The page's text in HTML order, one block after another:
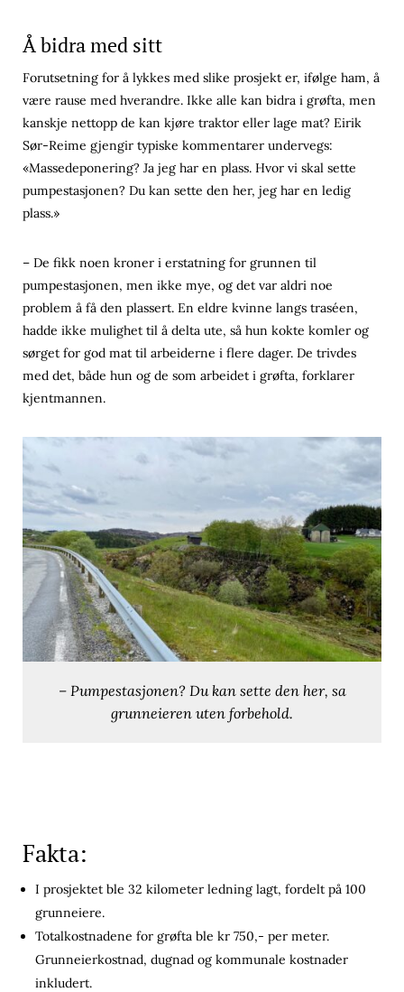
Å bidra med sitt
Forutsetning for å lykkes med slike prosjekt er, ifølge ham, å
være rause med hverandre. Ikke alle kan bidra i grøfta, men
kanskje nettopp de kan kjøre traktor eller lage mat? Eirik
Sør-Reime gjengir typiske kommentarer undervegs:
«Massedeponering? Ja jeg har en plass. Hvor vi skal sette
pumpestasjonen? Du kan sette den her, jeg har en ledig
plass.»
– De fikk noen kroner i erstatning for grunnen til
pumpestasjonen, men ikke mye, og det var aldri noe
problem å få den plassert. En eldre kvinne langs traséen,
hadde ikke mulighet til å delta ute, så hun kokte komler og
sørget for god mat til arbeiderne i flere dager. De trivdes
med det, både hun og de som arbeidet i grøfta, forklarer
kjentmannen.
– Pumpestasjonen? Du kan sette den her, sa
grunneieren uten forbehold.
Fakta:
I prosjektet ble 32 kilometer ledning lagt, fordelt på 100
grunneiere.
Totalkostnadene for grøfta ble kr 750,- per meter.
Grunneierkostnad, dugnad og kommunale kostnader
inkludert.